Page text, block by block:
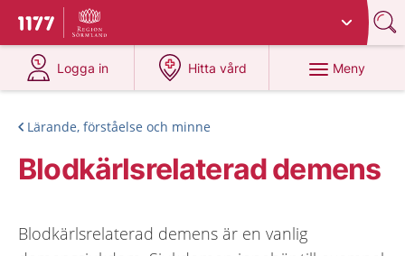
Till startsidan för 1177
Du har valt region
Logga in
på 1177.se
Hitta vård
på 1177.se
Meny
Lärande, förståelse och minne
Blodkärlsrelaterad demens
Blodkärlsrelaterad demens är en vanlig